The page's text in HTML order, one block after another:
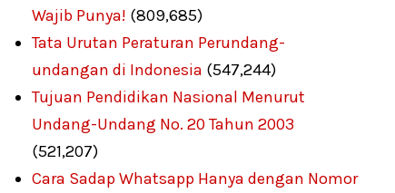
Wajib Punya! (809,685)
Tata Urutan Peraturan Perundang-
undangan di Indonesia (547,244)
Tujuan Pendidikan Nasional Menurut
Undang-Undang No. 20 Tahun 2003
(521,207)
Cara Sadap Whatsapp Hanya dengan Nomor